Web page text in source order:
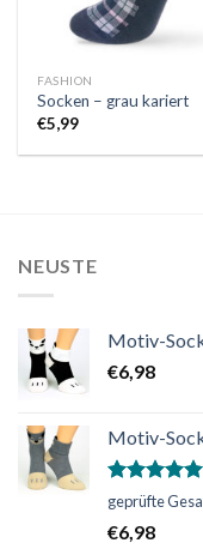
FASHION
Socken – grau kariert
€5,99
NEUSTE
Motiv-
€6,98
Motiv-
Bewertet
von 5
geprüfte
€6,98